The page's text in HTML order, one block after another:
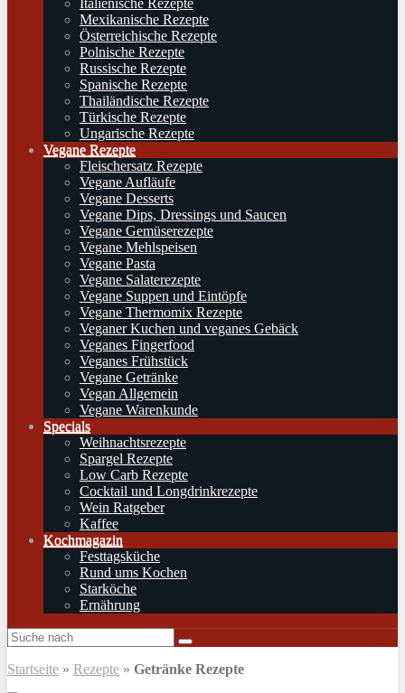
Italienische Rezepte
Mexikanische Rezepte
Österreichische Rezepte
Polnische Rezepte
Russische Rezepte
Spanische Rezepte
Thailändische Rezepte
Türkische Rezepte
Ungarische Rezepte
Vegane Rezepte
Fleischersatz Rezepte
Vegane Aufläufe
Vegane Desserts
Vegane Dips, Dressings und Saucen
Vegane Gemüserezepte
Vegane Mehlspeisen
Vegane Pasta
Vegane Salaterezepte
Vegane Suppen und Eintöpfe
Vegane Thermomix Rezepte
Veganer Kuchen und veganes Gebäck
Veganes Fingerfood
Veganes Frühstück
Vegane Getränke
Vegan Allgemein
Vegane Warenkunde
Specials
Weihnachtsrezepte
Spargel Rezepte
Low Carb Rezepte
Cocktail und Longdrinkrezepte
Wein Ratgeber
Kaffee
Kochmagazin
Festtagsküche
Rund ums Kochen
Starköche
Ernährung
Startseite » Rezepte » Getränke Rezepte